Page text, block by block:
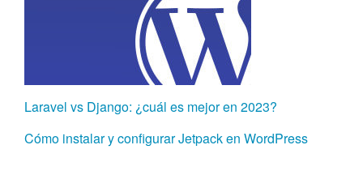
Laravel vs Django: ¿cuál es mejor en 2023?
Cómo instalar y configurar Jetpack en WordPress